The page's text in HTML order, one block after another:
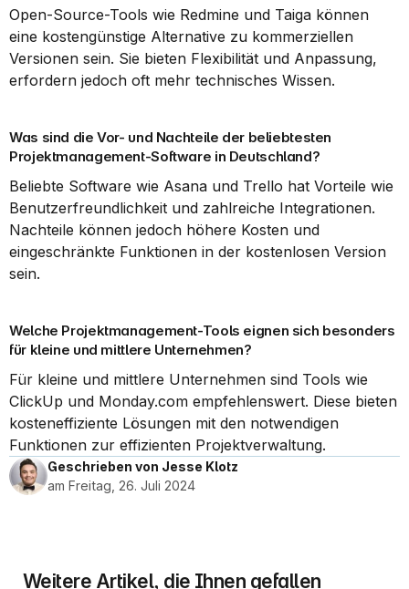
Open-Source-Tools wie Redmine und Taiga können
eine kostengünstige Alternative zu kommerziellen
Versionen sein. Sie bieten Flexibilität und Anpassung,
erfordern jedoch oft mehr technisches Wissen.
Was sind die Vor- und Nachteile der beliebtesten
Projektmanagement-Software in Deutschland?
Beliebte Software wie Asana und Trello hat Vorteile wie
Benutzerfreundlichkeit und zahlreiche Integrationen.
Nachteile können jedoch höhere Kosten und
eingeschränkte Funktionen in der kostenlosen Version
sein.
Welche Projektmanagement-Tools eignen sich besonders
für kleine und mittlere Unternehmen?
Für kleine und mittlere Unternehmen sind Tools wie
ClickUp und Monday.com empfehlenswert. Diese bieten
kosteneffiziente Lösungen mit den notwendigen
Funktionen zur effizienten Projektverwaltung.
Geschrieben von Jesse Klotz
am Freitag, 26. Juli 2024
Weitere Artikel, die Ihnen gefallen